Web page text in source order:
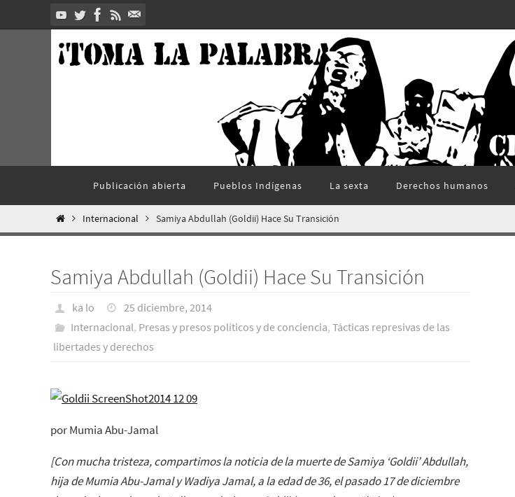
al
contenido
Publicación abierta Pueblos Indí­genas La sexta Derechos humanos
InicioInternacional Samiya Abdullah (Goldii) Hace Su Transición
Samiya Abdullah (Goldii) Hace Su Transición
ka lo
25 diciembre, 2014
Internacional, Presas y presos polí­ticos y de conciencia, Tácticas represivas de las
libertades y derechos
por Mumia Abu-Jamal
[Con mucha tristeza, compartimos la noticia de la muerte de Samiya ‘Goldii’ Abdullah,
hija de Mumia Abu-Jamal y Wadiya Jamal, a la edad de 36, el pasado 17 de diciembre